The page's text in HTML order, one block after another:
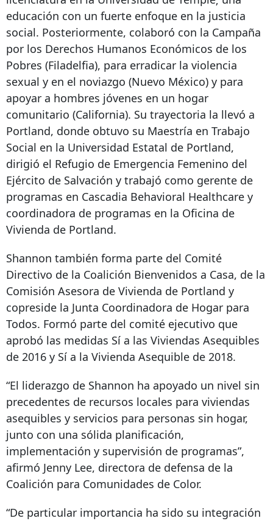
educación con un fuerte enfoque en la justicia
social. Posteriormente, colaboró ​​con la Campaña
por los Derechos Humanos Económicos de los
Pobres (Filadelfia), para erradicar la violencia
sexual y en el noviazgo (Nuevo México) y para
apoyar a hombres jóvenes en un hogar
comunitario (California). Su trayectoria la llevó a
Portland, donde obtuvo su Maestría en Trabajo
Social en la Universidad Estatal de Portland,
dirigió el Refugio de Emergencia Femenino del
Ejército de Salvación y trabajó como gerente de
programas en Cascadia Behavioral Healthcare y
coordinadora de programas en la Oficina de
Vivienda de Portland.
Shannon también forma parte del Comité
Directivo de la Coalición Bienvenidos a Casa, de la
Comisión Asesora de Vivienda de Portland y
copreside la Junta Coordinadora de Hogar para
Todos. Formó parte del comité ejecutivo que
aprobó las medidas Sí a las Viviendas Asequibles
de 2016 y Sí a la Vivienda Asequible de 2018.
“El liderazgo de Shannon ha apoyado un nivel sin
precedentes de recursos locales para viviendas
asequibles y servicios para personas sin hogar,
junto con una sólida planificación,
implementación y supervisión de programas”,
afirmó Jenny Lee, directora de defensa de la
Coalición para Comunidades de Color.
“De particular importancia ha sido su integración